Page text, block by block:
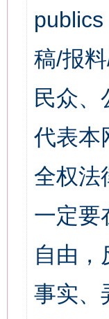
稿/报
民众
代表本
全权法
一定要
自由
事实、